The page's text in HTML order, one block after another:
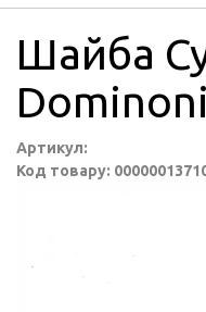
Шайба
Dominoni
Артикул:
Код товару: